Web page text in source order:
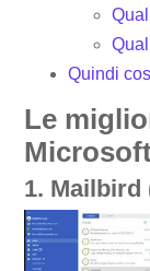
Quindi
Le
1. Mailbird